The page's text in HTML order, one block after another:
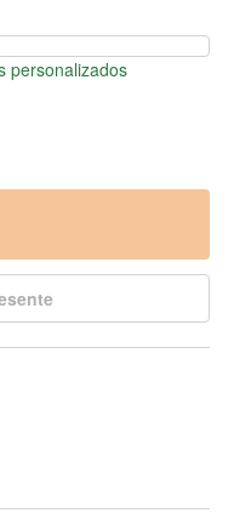
personalizados